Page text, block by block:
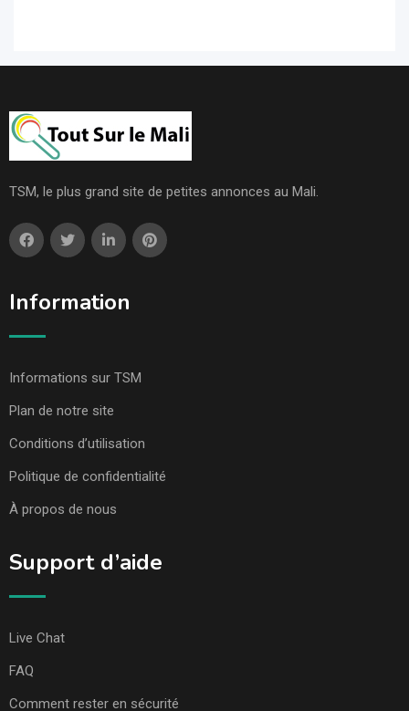
TSM, le plus grand site de petites annonces au Mali.
Information
Informations sur TSM
Plan de notre site
Conditions d’utilisation
Politique de confidentialité
À propos de nous
Support d’aide
Live Chat
FAQ
Comment rester en sécurité